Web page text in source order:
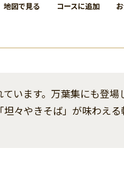
地図で見る コースに追加
います。万葉集にも登場
々やきそば」が味わえ